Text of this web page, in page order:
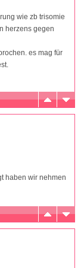
wie zb trisomie
herzens gegen
es mag für
haben wir nehmen